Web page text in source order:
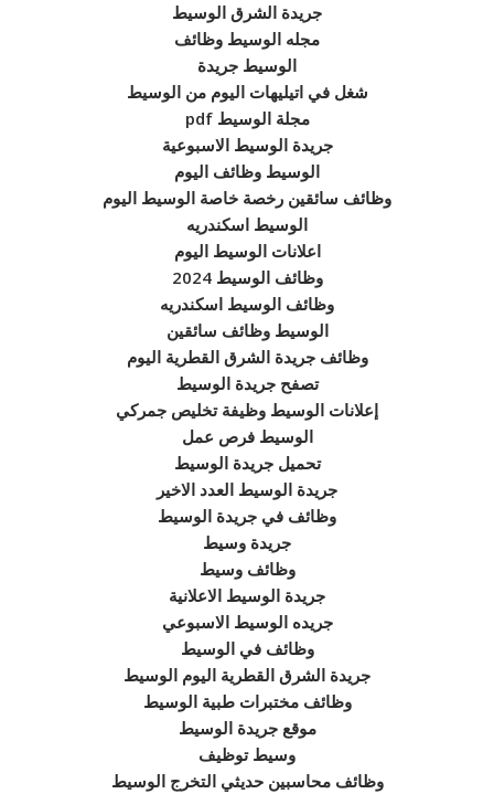
جريدة الشرق الوسيط
مجله الوسيط وظائف
الوسيط جريدة
شغل في اتيليهات اليوم من الوسيط
مجلة الوسيط pdf
جريدة الوسيط الاسبوعية
الوسيط وظائف اليوم
وظائف سائقين رخصة خاصة الوسيط اليوم
الوسيط اسكندريه
اعلانات الوسيط اليوم
وظائف الوسيط 2024
وظائف الوسيط اسكندريه
الوسيط وظائف سائقين
وظائف جريدة الشرق القطرية اليوم
تصفح جريدة الوسيط
إعلانات الوسيط وظيفة تخليص جمركي
الوسيط فرص عمل
تحميل جريدة الوسيط
جريدة الوسيط العدد الاخير
وظائف في جريدة الوسيط
جريدة وسيط
وظائف وسيط
جريدة الوسيط الاعلانية
جريده الوسيط الاسبوعي
وظائف في الوسيط
جريدة الشرق القطرية اليوم الوسيط
وظائف مختبرات طبية الوسيط
موقع جريدة الوسيط
وسيط توظيف
وظائف محاسبين حديثي التخرج الوسيط